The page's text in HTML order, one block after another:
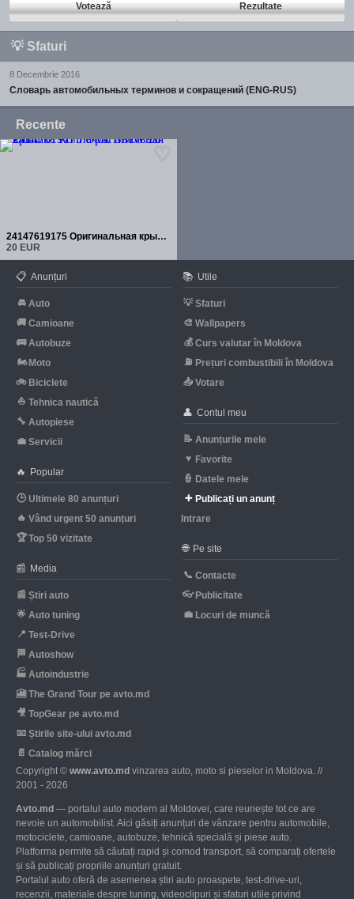
Votează Rezultate
💡 Sfaturi
8 Decembrie 2016
Словарь автомобильных терминов и сокращений (ENG-RUS)
Recente
24147619175 Оригинальная крышка Колпачок BMW
20 EUR
📋 Anunțuri
🚘 Auto
🚚 Camioane
🚌 Autobuze
🏍 Moto
🚲 Biciclete
⛵ Tehnica nautică
🔧 Autopiese
💼 Servicii
🔥 Popular
🕒 Ultimele 80 anunțuri
🔥 Vând urgent 50 anunțuri
🏆Top 50 vizitate
📰 Media
📰 Știri auto
🌟 Auto tuning
📍 Test-Drive
🏁 Autoshow
🏭 Autoindustrie
🎦 The Grand Tour pe avto.md
🎥 TopGear pe avto.md
📧 Știrile site-ului avto.md
📄 Catalog mărci
📚 Utile
💡 Sfaturi
🎨 Wallpapers
💰 Curs valutar în Moldova
⛽ Prețuri combustibili în Moldova
📥 Votare
👤 Contul meu
📝 Anunțurile mele
♥ Favorite
👮 Datele mele
➕ Publicați un anunț
Intrare
🌐 Pe site
📞 Contacte
👓 Publicitate
💼 Locuri de muncă
Copyright © www.avto.md vinzarea auto, moto si pieselor in Moldova. //
2001 - 2026
Avto.md — portalul auto modern al Moldovei, care reunește tot ce are
nevoie un automobilist. Aici găsiți anunțuri de vânzare pentru automobile,
motociclete, camioane, autobuze, tehnică specială și piese auto.
Platforma permite să căutați rapid și comod transport, să comparați ofertele
și să publicați propriile anunțuri gratuit.
Portalul auto oferă de asemenea știri auto proaspete, test-drive-uri,
recenzii, materiale despre tuning, videoclipuri și sfaturi utile privind